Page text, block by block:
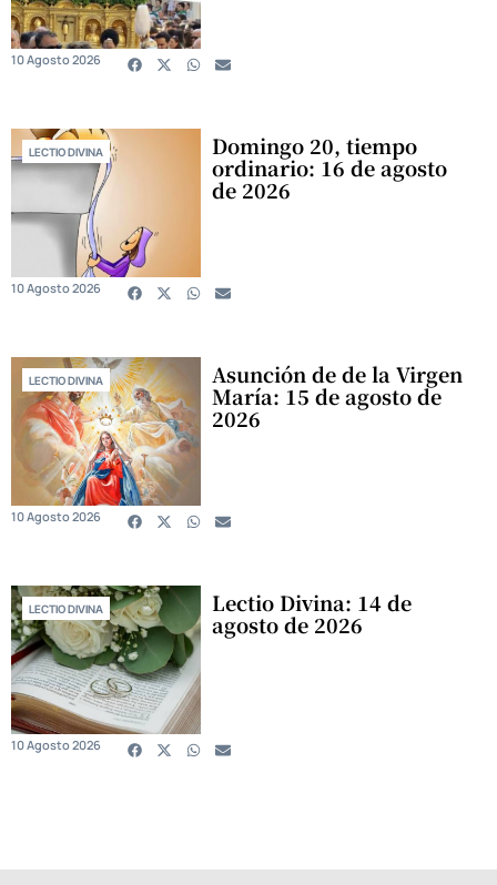
10 Agosto 2026
LECTIO DIVINA Domingo 20, tiempo
ordinario: 16 de agosto
de 2026
10 Agosto 2026
LECTIO DIVINA Asunción de de la Virgen
María: 15 de agosto de
2026
10 Agosto 2026
LECTIO DIVINA Lectio Divina: 14 de
agosto de 2026
10 Agosto 2026